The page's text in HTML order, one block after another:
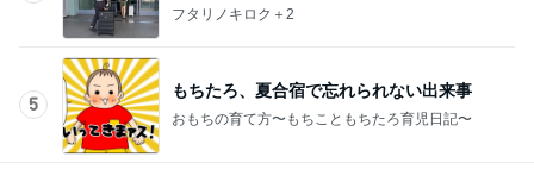
フタリノキロク＋2
5
もちたろ、夏合宿で忘れられない出来事
おもちの育て方〜もちこともちたろ育児日記〜